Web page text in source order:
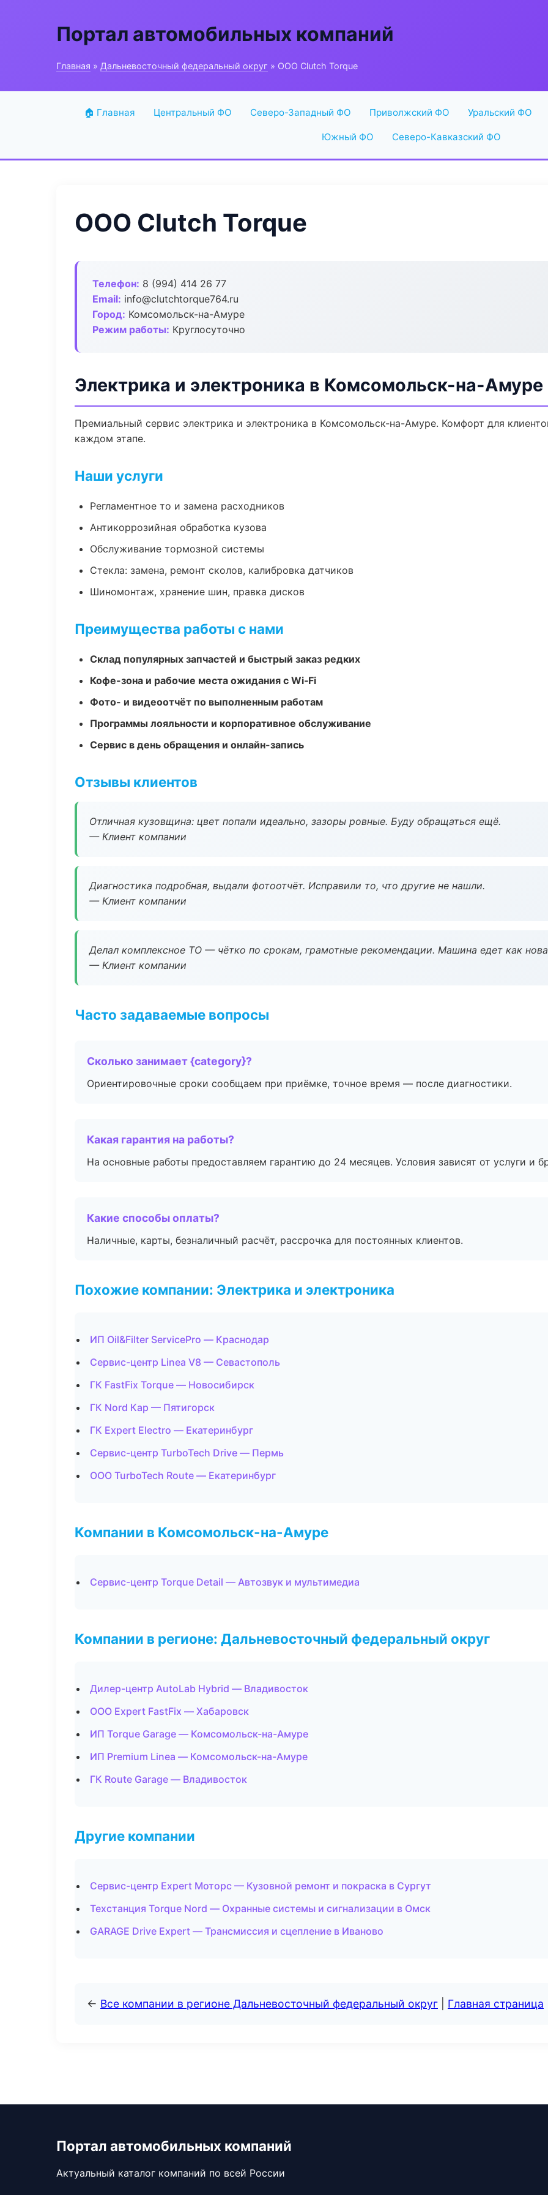
Портал автомобильных компаний
Главная » Дальневосточный федеральный округ » ООО Clutch Torque
🏠 Главная Центральный ФО Северо-Западный ФО Приволжский ФО Уральский ФО
Южный ФО Северо-Кавказский ФО
ООО Clutch Torque
Телефон: 8 (994) 414 26 77
Email: info@clutchtorque764.ru
Город: Комсомольск-на-Амуре
Режим работы: Круглосуточно
Электрика и электроника в Комсомольск-на-Амуре
Премиальный сервис электрика и электроника в Комсомольск-на-Амуре. Комфорт для
каждом этапе.
Наши услуги
Регламентное то и замена расходников
Антикоррозийная обработка кузова
Обслуживание тормозной системы
Стекла: замена, ремонт сколов, калибровка датчиков
Шиномонтаж, хранение шин, правка дисков
Преимущества работы с нами
Склад популярных запчастей и быстрый заказ редких
Кофе-зона и рабочие места ожидания с Wi‑Fi
Фото- и видеоотчёт по выполненным работам
Программы лояльности и корпоративное обслуживание
Сервис в день обращения и онлайн-запись
Отзывы клиентов
Отличная кузовщина: цвет попали идеально, зазоры ровные. Буду обращаться ещё.
— Клиент компании
Диагностика подробная, выдали фотоотчёт. Исправили то, что другие не нашли.
— Клиент компании
Делал комплексное ТО — чётко по срокам, грамотные рекомендации. Машина едет как
— Клиент компании
Часто задаваемые вопросы
Сколько занимает {category}?
Ориентировочные сроки сообщаем при приёмке, точное время — после диагностики.
Какая гарантия на работы?
На основные работы предоставляем гарантию до 24 месяцев. Условия зависят от услуги и
Какие способы оплаты?
Наличные, карты, безналичный расчёт, рассрочка для постоянных клиентов.
Похожие компании: Электрика и электроника
ИП Oil&Filter ServicePro — Краснодар
Сервис-центр Linea V8 — Севастополь
ГК FastFix Torque — Новосибирск
ГК Nord Кар — Пятигорск
ГК Expert Electro — Екатеринбург
Сервис-центр TurboTech Drive — Пермь
ООО TurboTech Route — Екатеринбург
Компании в Комсомольск-на-Амуре
Сервис-центр Torque Detail — Автозвук и мультимедиа
Компании в регионе: Дальневосточный федеральный округ
Дилер-центр AutoLab Hybrid — Владивосток
ООО Expert FastFix — Хабаровск
ИП Torque Garage — Комсомольск-на-Амуре
ИП Premium Linea — Комсомольск-на-Амуре
ГК Route Garage — Владивосток
Другие компании
Сервис-центр Expert Моторс — Кузовной ремонт и покраска в Сургут
Техстанция Torque Nord — Охранные системы и сигнализации в Омск
GARAGE Drive Expert — Трансмиссия и сцепление в Иваново
← Все компании в регионе Дальневосточный федеральный округ Главная страница
Портал автомобильных компаний
Актуальный каталог компаний по всей России